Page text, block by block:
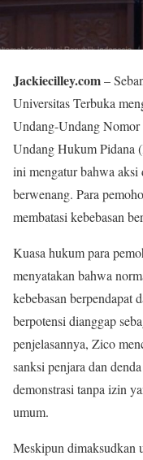
Jackiecilley.com–
Universitas Terbuka
Undang-Undang
Undang Hukum Pidana
ini mengatur bahwa
berwenang. Para
membatasi kebebasan
Kuasa hukum para
menyatakan bahwa
kebebasan berpendapat
berpotensi dianggap
penjelasannya, Zico
sanksi penjara dan
demonstrasi tanpa izin
umum.
Meskipun dimaksudkan